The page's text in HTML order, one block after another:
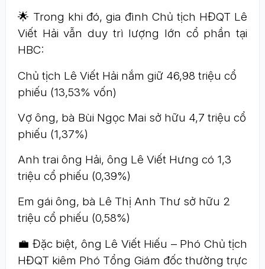
🌟 Trong khi đó, gia đình Chủ tịch HĐQT Lê
Viết Hải vẫn duy trì lượng lớn cổ phần tại
HBC:
Chủ tịch Lê Viết Hải nắm giữ 46,98 triệu cổ
phiếu (13,53% vốn)
Vợ ông, bà Bùi Ngọc Mai sở hữu 4,7 triệu cổ
phiếu (1,37%)
Anh trai ông Hải, ông Lê Viết Hưng có 1,3
triệu cổ phiếu (0,39%)
Em gái ông, bà Lê Thị Anh Thư sở hữu 2
triệu cổ phiếu (0,58%)
💼 Đặc biệt, ông Lê Viết Hiếu – Phó Chủ tịch
HĐQT kiêm Phó Tổng Giám đốc thường trực